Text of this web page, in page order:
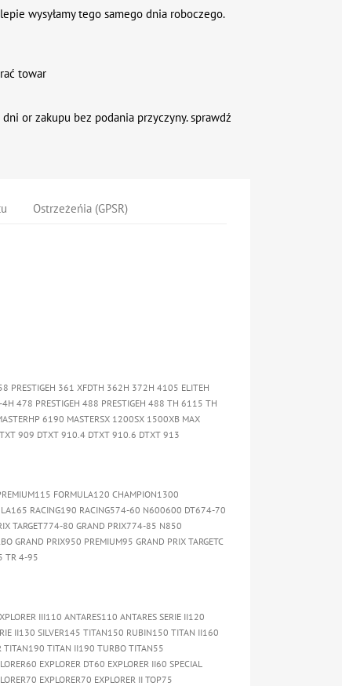
wysyłamy tego samego dnia roboczego.
towar
or zakupu bez podania przyczyny. sprawdź
Ostrzeżeńia (GPSR)
PRESTIGEH 361 XFDTH 362H 372H 4105 ELITEH
478 PRESTIGEH 488 PRESTIGEH 488 TH 6115 TH
6190 MASTERSX 1200SX 1500XB MAX
909 DTXT 910.4 DTXT 910.6 DTXT 913
FORMULA120 CHAMPION1300
RACING190 RACING574-60 N600600 DT674-70
TARGET774-80 GRAND PRIX774-85 N850
GRAND PRIX950 PREMIUM95 GRAND PRIX TARGETC
TR 4-95
III110 ANTARES110 ANTARES SERIE II120
II130 SILVER145 TITAN150 RUBIN150 TITAN II160
TITAN190 TITAN II190 TURBO TITAN55
EXPLORER DT60 EXPLORER II60 SPECIAL
EXPLORER70 EXPLORER II TOP75